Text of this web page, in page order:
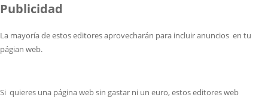
Publicidad
La mayoría de estos editores aprovecharán para incluir anuncios en tu
págian web.
Si quieres una página web sin gastar ni un euro, estos editores web